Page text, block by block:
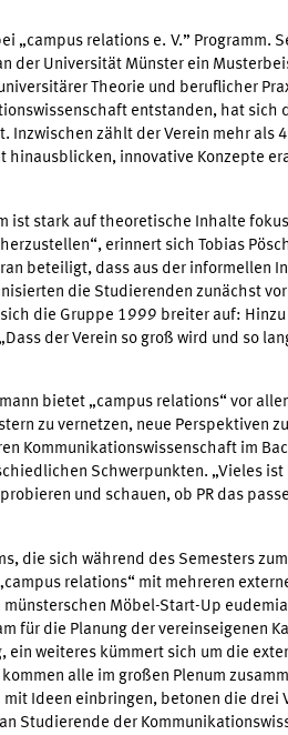
„campus relations e. V.” Programm.
der Universität Münster ein
Theorie und beruflicher
entstanden, hat sich
zählt der Verein mehr als
hinausblicken, innovative Konzepte
ist stark auf theoretische Inhalte
erinnert sich Tobias
beteiligt, dass aus der informellen
die Studierenden zunächst
die Gruppe 1999 breiter auf:
der Verein so groß wird und so
bietet „campus relations“ vor
zu vernetzen, neue Perspektiven
Kommunikationswissenschaft im
Schwerpunkten. „Vieles ist
und schauen, ob PR das
die sich während des Semesters
relations“ mit mehreren
Möbel-Start-Up
für die Planung der vereinseigenen
ein weiteres kümmert sich um die
alle im großen Plenum
Ideen einbringen, betonen die drei
Studierende der